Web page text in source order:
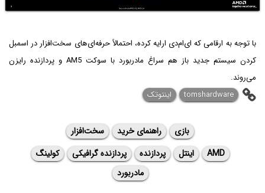
با توجه به ارقامی که ای‌ام‌دی ارایه کرده، احتمالاً حرفه‌ای‌های سخت‌افزار در اسمبل
کردن سیستم جدید باز هم سراغ مادربورد با سوکت AM5 و پردازنده رایزن
می‌روند.
tomshardware
اینتوتک
بازی راهنمای خرید
سخت‌افزار
AMD
اینتل پردازنده پردازنده گرافیکی
کولینگ
مادربورد